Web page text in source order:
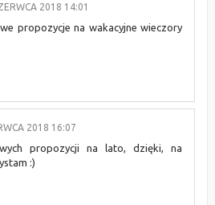
2018 14:01
propozycje na wakacyjne wieczory
2018 16:07
propozycji na lato, dzięki, na
:)